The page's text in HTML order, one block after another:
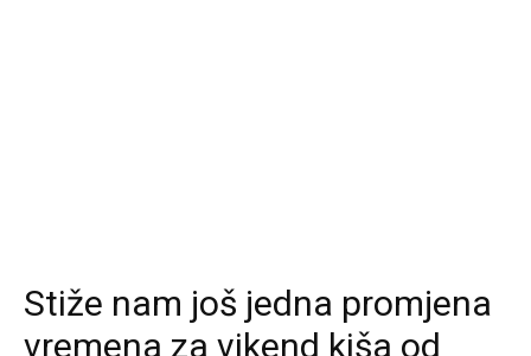
Stiže nam još jedna promjena
vremena za vikend kiša od